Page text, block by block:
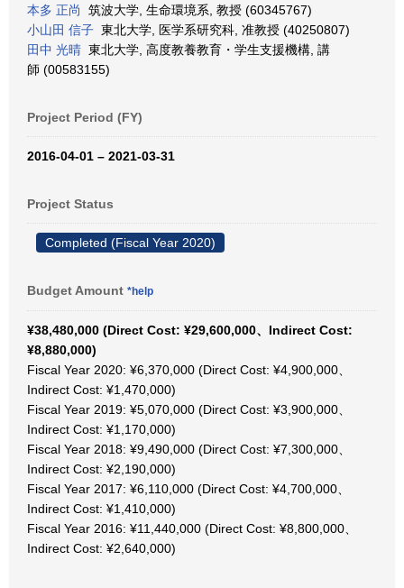
本多 正尚
筑波大学, 生命環境系, 教授 (60345767)
小山田 信子 東北大学, 医学系研究科, 准教授 (40250807)
田中 光晴 東北大学, 高度教養教育・学生支援機構, 講
師 (00583155)
Project Period (FY)
2016-04-01 – 2021-03-31
Project Status
Completed (Fiscal Year 2020)
Budget Amount *help
¥38,480,000 (Direct Cost: ¥29,600,000、Indirect Cost:
¥8,880,000)
Fiscal Year 2020: ¥6,370,000 (Direct Cost: ¥4,900,000、
Indirect Cost: ¥1,470,000)
Fiscal Year 2019: ¥5,070,000 (Direct Cost: ¥3,900,000、
Indirect Cost: ¥1,170,000)
Fiscal Year 2018: ¥9,490,000 (Direct Cost: ¥7,300,000、
Indirect Cost: ¥2,190,000)
Fiscal Year 2017: ¥6,110,000 (Direct Cost: ¥4,700,000、
Indirect Cost: ¥1,410,000)
Fiscal Year 2016: ¥11,440,000 (Direct Cost: ¥8,800,000、
Indirect Cost: ¥2,640,000)